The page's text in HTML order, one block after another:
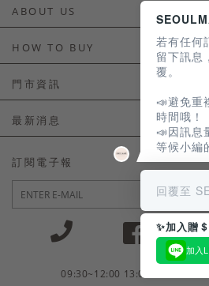
ABOUT US
HOW TO BUY
如何購買
會員常見問題
訂單常見問題
商品售後服務
電子發票
門市資訊
門市資訊
最新消息
LINE官方會員活動
訂閱電子報
09:30~12:00 13:00~18:30 /
若有任何
留下訊息
覆。
📣避免重
時間哦！
📣因訊息
等候小編
回覆至
✨加入贈
加入